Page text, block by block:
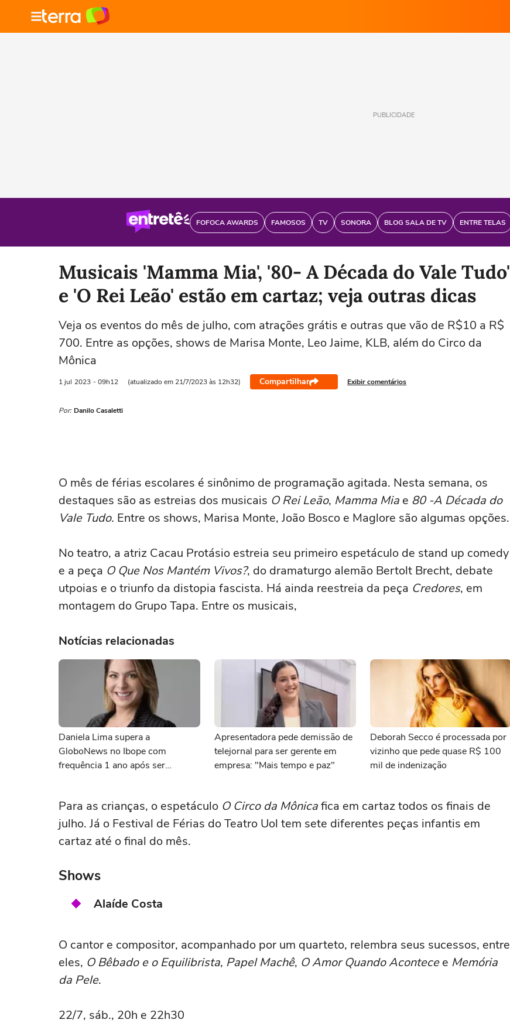
PUBLICIDADE
FOFOCA AWARDS FAMOSOS TV SONORA BLOG SALA DE TV ENTRE TELAS
Musicais 'Mamma Mia', '80- A Década do Vale Tudo'
e 'O Rei Leão' estão em cartaz; veja outras dicas
Veja os eventos do mês de julho, com atrações grátis e outras que vão de R$10 a R$
700. Entre as opções, shows de Marisa Monte, Leo Jaime, KLB, além do Circo da
Mônica
1 jul 2023 - 09h12 (atualizado em 21/7/2023 às 12h32) Compartilhar Exibir comentários
Por: Danilo Casaletti
O mês de férias escolares é sinônimo de programação agitada. Nesta semana, os
destaques são as estreias dos musicais O Rei Leão, Mamma Mia e 80 -A Década do
Vale Tudo. Entre os shows, Marisa Monte, João Bosco e Maglore são algumas opções.
No teatro, a atriz Cacau Protásio estreia seu primeiro espetáculo de stand up comedy
e a peça O Que Nos Mantém Vivos?, do dramaturgo alemão Bertolt Brecht, debate
utpoias e o triunfo da distopia fascista. Há ainda reestreia da peça Credores, em
montagem do Grupo Tapa. Entre os musicais,
Notícias relacionadas
Daniela Lima supera a
GloboNews no Ibope com
frequência 1 ano após ser
Apresentadora pede demissão de
telejornal para ser gerente em
empresa: "Mais tempo e paz"
Deborah Secco é processada por
vizinho que pede quase R$ 100
mil de indenização
Para as crianças, o espetáculo O Circo da Mônicafica em cartaz todos os finais de
julho. Já o Festival de Férias do Teatro Uol tem sete diferentes peças infantis em
cartaz até o final do mês.
Shows
Alaíde Costa
O cantor e compositor, acompanhado por um quarteto, relembra seus sucessos, entre
eles, O Bêbado e o Equilibrista, Papel Machê, O Amor Quando Acontecee Memória
da Pele.
22/7, sáb., 20h e 22h30